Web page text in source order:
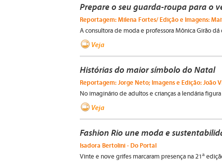
Prepare o seu guarda-roupa para o
Reportagem: Milena Fortes/ Edição e Imagens:
A consultora de moda e professora Mônica Girão
Veja
Histórias do maior símbolo do Natal
Reportagem: Jorge Neto; Imagens e Edição: João
No imaginário de adultos e crianças a lendária
Veja
Fashion Rio une moda e
Isadora Bertolini - Do Portal
Vinte e nove grifes marcaram presença na 21ª